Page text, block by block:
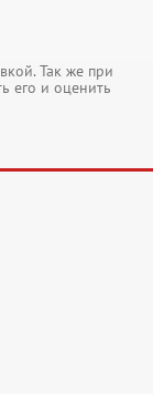
Так же при
его и оценить